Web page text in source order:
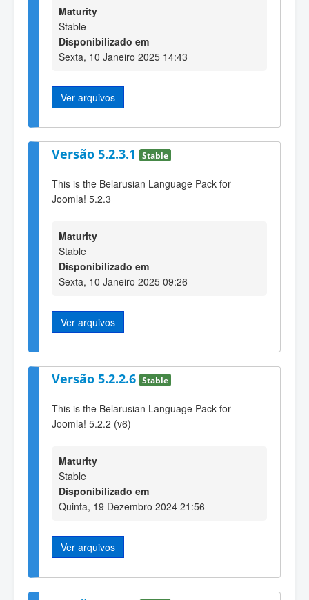
Maturity
Stable
Disponibilizado em
Sexta, 10 Janeiro 2025 14:43
Ver arquivos
Versão 5.2.3.1 Stable
This is the Belarusian Language Pack for
Joomla! 5.2.3
Maturity
Stable
Disponibilizado em
Sexta, 10 Janeiro 2025 09:26
Ver arquivos
Versão 5.2.2.6 Stable
This is the Belarusian Language Pack for
Joomla! 5.2.2 (v6)
Maturity
Stable
Disponibilizado em
Quinta, 19 Dezembro 2024 21:56
Ver arquivos